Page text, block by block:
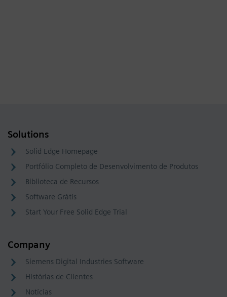
Solutions
Solid Edge Homepage
Portfólio Completo de Desenvolvimento de Produtos
Biblioteca de Recursos
Software Grátis
Start Your Free Solid Edge Trial
Company
Siemens Digital Industries Software
Histórias de Clientes
Notícias